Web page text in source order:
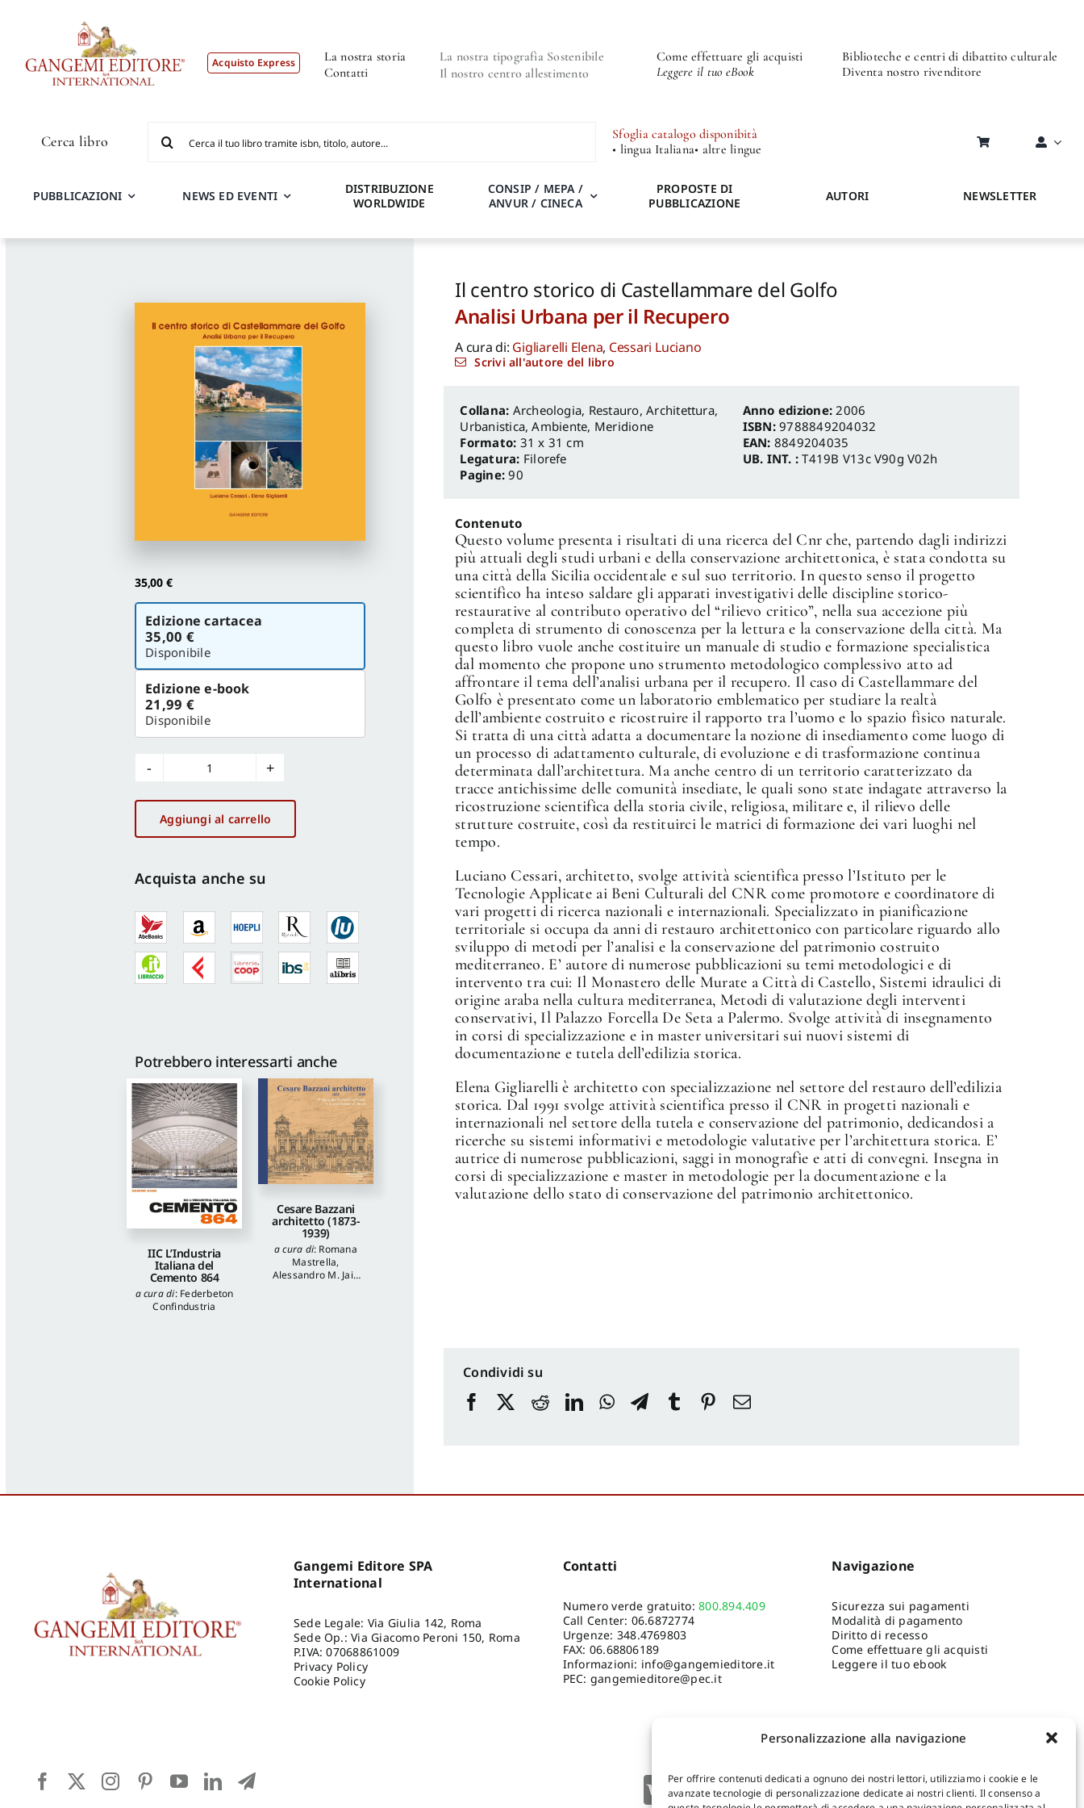
Personalizzazione alla navigazione
Per offrire contenuti dedicati a ognuno dei nostri lettori, utilizziamo i cookie e le
avanzate tecnologie di personalizzazione dedicate ai nostri clienti. Il consenso a
Acquisto Express
La nostra storia
Contatti
La nostra tipografia Sostenibile
Il nostro centro allestimento
Come effettuare gli acquisti
Leggere il tuo eBook
Biblioteche e centri di dibattito culturale
Diventa nostro rivenditore
Cerca libro
per:
Sfoglia catalogo disponibità
• lingua Italiana• altre lingue
PUBBLICAZIONI NEWS ED EVENTI
DISTRIBUZIONE
WORLDWIDE
CONSIP / MEPA /
ANVUR / CINECA
PROPOSTE DI
PUBBLICAZIONE
AUTORI NEWSLETTER
35,00 €
Scegli
versione
Edizione cartacea
35,00 €
Disponibile
Edizione e-book
21,99 €
Disponibile
Il
centro
storico
di
del
quantità
Aggiungi al carrello
Acquista anche su
Potrebbero interessarti anche
IIC L’Industria
Italiana del
Cemento 864
a cura di: Federbeton
Confindustria
Cesare Bazzani
architetto (1873-
1939)
a cura di: Romana
Mastrella,
Alessandro M. Jaia
Il centro storico di Castellammare del Golfo
Analisi Urbana per il Recupero
A cura di: Gigliarelli Elena, Cessari Luciano
Scrivi all'autore del libro
Archeologia, Restauro,Architettura,
Urbanistica, Ambiente, Meridione
Formato: 31 x 31 cm
Legatura: Filorefe
Pagine:90
Anno edizione: 2006
ISBN:9788849204032
EAN: 8849204035
UB. INT. :T419B V13c V90g V02h
Contenuto
Questo volume presenta i risultati di una ricerca del Cnr che, partendo dagli indirizzi
più attuali degli studi urbani e della conservazione architettonica, è stata condotta su
una città della Sicilia occidentale e sul suo territorio. In questo senso il progetto
scientifico ha inteso saldare gli apparati investigativi delle discipline storico-
restaurative al contributo operativo del “rilievo critico”, nella sua accezione più
completa di strumento di conoscenza per la lettura e la conservazione della città. Ma
questo libro vuole anche costituire un manuale di studio e formazione specialistica
dal momento che propone uno strumento metodologico complessivo atto ad
affrontare il tema dell’analisi urbana per il recupero. Il caso di Castellammare del
Golfo è presentato come un laboratorio emblematico per studiare la realtà
dell’ambiente costruito e ricostruire il rapporto tra l’uomo e lo spazio fisico naturale.
Si tratta di una città adatta a documentare la nozione di insediamento come luogo di
un processo di adattamento culturale, di evoluzione e di trasformazione continua
determinata dall’architettura. Ma anche centro di un territorio caratterizzato da
tracce antichissime delle comunità insediate, le quali sono state indagate attraverso la
ricostruzione scientifica della storia civile, religiosa, militare e, il rilievo delle
strutture costruite, così da restituirci le matrici di formazione dei vari luoghi nel
tempo.
Luciano Cessari, architetto, svolge attività scientifica presso l’Istituto per le
Tecnologie Applicate ai Beni Culturali del CNR come promotore e coordinatore di
vari progetti di ricerca nazionali e internazionali. Specializzato in pianificazione
territoriale si occupa da anni di restauro architettonico con particolare riguardo allo
sviluppo di metodi per l’analisi e la conservazione del patrimonio costruito
mediterraneo. E’ autore di numerose pubblicazioni su temi metodologici e di
intervento tra cui: Il Monastero delle Murate a Città di Castello, Sistemi idraulici di
origine araba nella cultura mediterranea, Metodi di valutazione degli interventi
conservativi, Il Palazzo Forcella De Seta a Palermo. Svolge attività di insegnamento
in corsi di specializzazione e in master universitari sui nuovi sistemi di
documentazione e tutela dell’edilizia storica.
Elena Gigliarelli è architetto con specializzazione nel settore del restauro dell’edilizia
storica. Dal 1991 svolge attività scientifica presso il CNR in progetti nazionali e
internazionali nel settore della tutela e conservazione del patrimonio, dedicandosi a
ricerche su sistemi informativi e metodologie valutative per l’architettura storica. E’
autrice di numerose pubblicazioni, saggi in monografie e atti di convegni. Insegna in
corsi di specializzazione e master in metodologie per la documentazione e la
valutazione dello stato di conservazione del patrimonio architettonico.
Condividi su
Gangemi Editore SPA
International
Sede Legale: Via Giulia 142, Roma
Sede Op.: Via Giacomo Peroni 150, Roma
P.IVA: 07068861009
Privacy Policy
Cookie Policy
Contatti
Numero verde gratuito:800.894.409
Call Center: 06.6872774
Urgenze: 348.4769803
FAX: 06.68806189
Informazioni: info@gangemieditore.it
PEC: gangemieditore@pec.it
Navigazione
Sicurezza sui pagamenti
Modalità di pagamento
Diritto di recesso
Come effettuare gli acquisti
Leggere il tuo ebook